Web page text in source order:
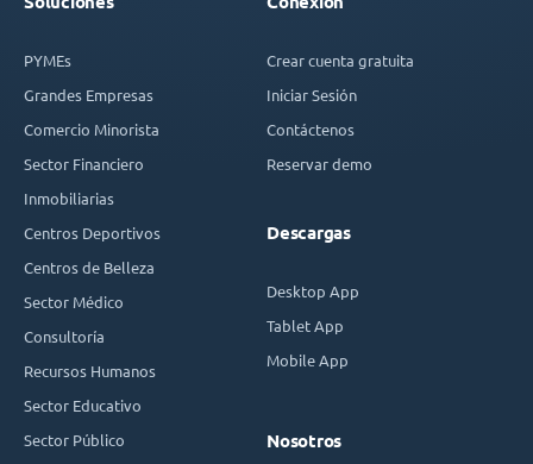
PYMEs
Grandes Empresas
Comercio Minorista
Sector Financiero
Inmobiliarias
Centros Deportivos
Centros de Belleza
Sector Médico
Consultoría
Recursos Humanos
Sector Educativo
Sector Público
Crear cuenta gratuita
Iniciar Sesión
Contáctenos
Reservar demo
Descargas
Desktop App
Tablet App
Mobile App
Nosotros